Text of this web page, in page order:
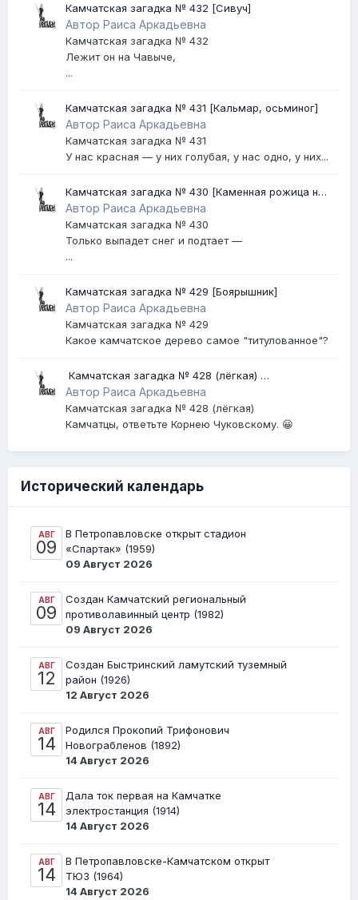
Камчатская загадка № 432 [Сивуч]
Автор Раиса Аркадьевна
Камчатская загадка № 432
Лежит он на Чавыче,
...
Камчатская загадка № 431 [Кальмар, осьминог]
Автор Раиса Аркадьевна
Камчатская загадка № 431
У нас красная — у них голубая, у нас одно, у них...
Камчатская загадка № 430 [Каменная рожица на
Авачинском вулкане]
Автор Раиса Аркадьевна
Камчатская загадка № 430
Только выпадет снег и подтает —
...
Камчатская загадка № 429 [Боярышник]
Автор Раиса Аркадьевна
Камчатская загадка № 429
Какое камчатское дерево самое "титулованное"?
​ Камчатская загадка № 428 (лёгкая) ​
[Землетрясение]
Автор Раиса Аркадьевна
Камчатская загадка № 428 (лёгкая)
Камчатцы, ответьте Корнею Чуковскому. 😀
Исторический календарь
АВГ
09
В Петропавловске открыт стадион
«Спартак» (1959)
09 Август 2026
АВГ
09
Создан Камчатский региональный
противолавинный центр (1982)
09 Август 2026
АВГ
12
Создан Быстринский ламутский туземный
район (1926)
12 Август 2026
АВГ
14
Родился Прокопий Трифонович
Новограбленов (1892)
14 Август 2026
АВГ
14
Дала ток первая на Камчатке
электростанция (1914)
14 Август 2026
АВГ
14
В Петропавловске-Камчатском открыт
ТЮЗ (1964)
14 Август 2026